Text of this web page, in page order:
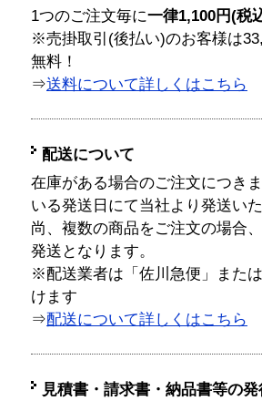
1つのご注文毎に一律1,100円(税
※売掛取引(後払い)のお客様は
無料！
⇒送料について詳しくはこちら
配送について
在庫がある場合のご注文につき
いる発送日にて当社より発送い
尚、複数の商品をご注文の場合
発送となります。
※配送業者は「佐川急便」また
けます
⇒配送について詳しくはこちら
見積書・請求書・納品書等の